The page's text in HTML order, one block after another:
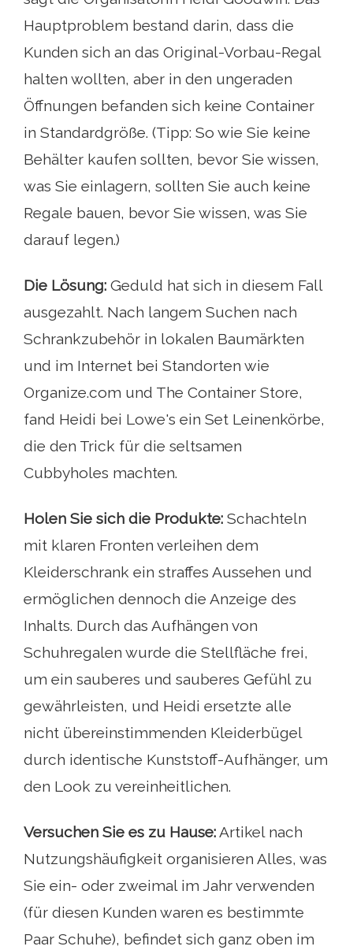
Hauptproblem bestand darin, dass die
Kunden sich an das Original-Vorbau-Regal
halten wollten, aber in den ungeraden
Öffnungen befanden sich keine Container
in Standardgröße. (Tipp: So wie Sie keine
Behälter kaufen sollten, bevor Sie wissen,
was Sie einlagern, sollten Sie auch keine
Regale bauen, bevor Sie wissen, was Sie
darauf legen.)
Die Lösung: Geduld hat sich in diesem Fall
ausgezahlt. Nach langem Suchen nach
Schrankzubehör in lokalen Baumärkten
und im Internet bei Standorten wie
Organize.com und The Container Store,
fand Heidi bei Lowe's ein Set Leinenkörbe,
die den Trick für die seltsamen
Cubbyholes machten.
Holen Sie sich die Produkte: Schachteln
mit klaren Fronten verleihen dem
Kleiderschrank ein straffes Aussehen und
ermöglichen dennoch die Anzeige des
Inhalts. Durch das Aufhängen von
Schuhregalen wurde die Stellfläche frei,
um ein sauberes und sauberes Gefühl zu
gewährleisten, und Heidi ersetzte alle
nicht übereinstimmenden Kleiderbügel
durch identische Kunststoff-Aufhänger, um
den Look zu vereinheitlichen.
Versuchen Sie es zu Hause:Artikel nach
Nutzungshäufigkeit organisieren Alles, was
Sie ein- oder zweimal im Jahr verwenden
(für diesen Kunden waren es bestimmte
Paar Schuhe), befindet sich ganz oben im